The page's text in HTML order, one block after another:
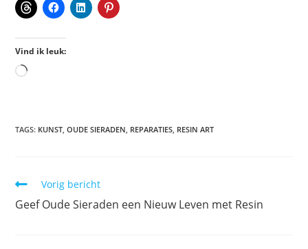
Vind ik leuk:
TAGS: KUNST OUDE SIERADEN REPARATIES RESIN ART
Vorig bericht
Geef Oude Sieraden een Nieuw Leven met Resin